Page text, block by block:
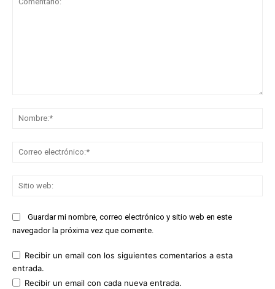
Guardar mi nombre, correo electrónico y sitio web en este
navegador la próxima vez que comente.
Recibir un email con los siguientes comentarios a esta
entrada.
Recibir un email con cada nueva entrada.